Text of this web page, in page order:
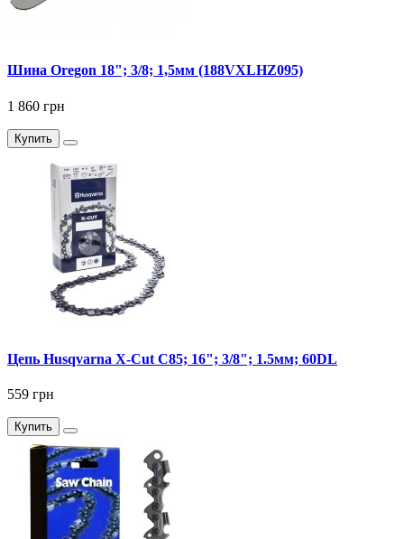
Шина Oregon 18"; 3/8; 1,5мм (188VXLHZ095)
1 860 грн
Купить
Цепь Husqvarna X-Cut C85; 16"; 3/8"; 1.5мм; 60DL
559 грн
Купить